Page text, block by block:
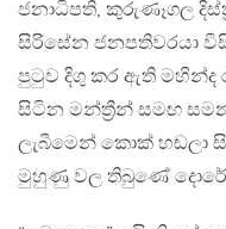
ජනාධිපති, කුරුණෑගල
සිරිසේන ජනපතිවරයා
පුටුව දිගු කර ඇති මහින්ද
සිටින මන්ත්‍රීන් සමඟ
ලැබීමෙන් කොක් හඬලා
මුහුණු වල තිබුණේ දොරේ